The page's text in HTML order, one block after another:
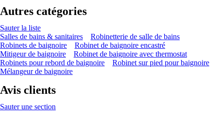
Autres catégories
Sauter la liste
Salles de bains & sanitaires
Robinetterie de salle de bains
Robinets de baignoire
Robinet de baignoire encastré
Mitigeur de baignoire
Robinet de baignoire avec thermostat
Robinets pour rebord de baignoire
Robinet sur pied pour baignoire
Mélangeur de baignoire
Avis clients
Sauter une section